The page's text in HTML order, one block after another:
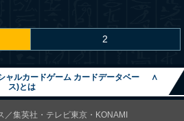
2
ャルカードゲーム カードデータベー
ス)とは
∧
集英社・テレビ東京・KONAMI